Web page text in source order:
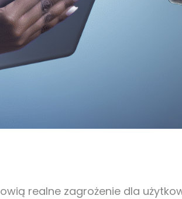
realne zagrożenie dla